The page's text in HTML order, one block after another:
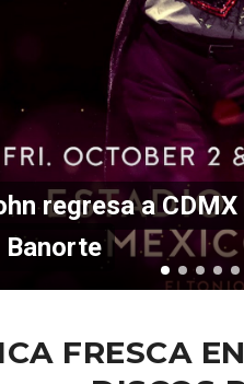
concierto en
FRESCA